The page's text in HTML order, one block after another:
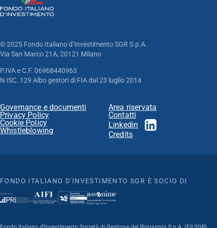
© 2025 Fondo Italiano d’Investimento SGR S.p.A.
Via San Marco 21A, 20121 Milano
P.IVA e C.F. 06968440963
N ISC. 129 Albo gestori di FIA dal 23 luglio 2014
Governance e documenti
Privacy Policy
Cookie Policy
Whistleblowing
Area riservata
Contatti
Linkedin
Credits
FONDO ITALIANO D'INVESTIMENTO SGR È SOCIO DI